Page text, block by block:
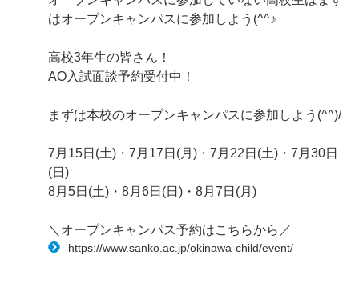
はオープンキャンパスに参加しよう(^^♪
高校3年生の皆さん！
AO入試面談予約受付中！
まずは本校のオープンキャンパスに参加しよう(^^)/
7月15日(土)・7月17日(月)・7月22日(土)・7月30日
(日)
8月5日(土)・8月6日(日)・8月7日(月)
＼オープンキャンパス予約はこちらから／
https://www.sanko.ac.jp/okinawa-child/event/